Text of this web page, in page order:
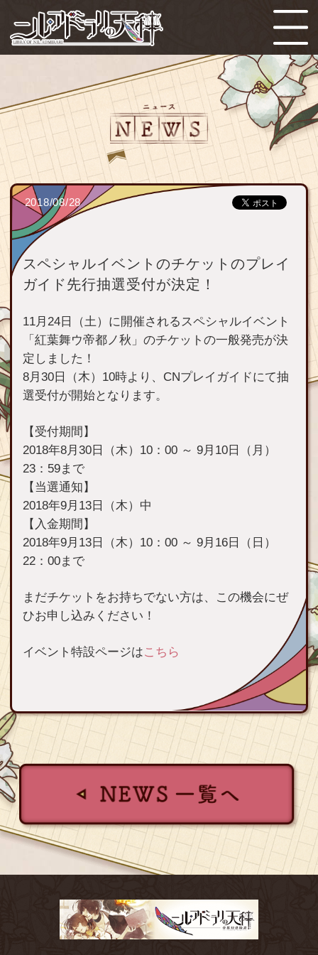
2018/08/28
スペシャルイベントのチケットのプレイ
ガイド先行抽選受付が決定！
11月24日（土）に開催されるスペシャルイベント
「紅葉舞ウ帝都ノ秋」のチケットの一般発売が決
定しました！
8月30日（木）10時より、CNプレイガイドにて抽
選受付が開始となります。
【受付期間】
2018年8月30日（木）10：00 ～ 9月10日（月）
23：59まで
【当選通知】
2018年9月13日（木）中
【入金期間】
2018年9月13日（木）10：00 ～ 9月16日（日）
22：00まで
まだチケットをお持ちでない方は、この機会にぜ
ひお申し込みください！
イベント特設ページはこちら